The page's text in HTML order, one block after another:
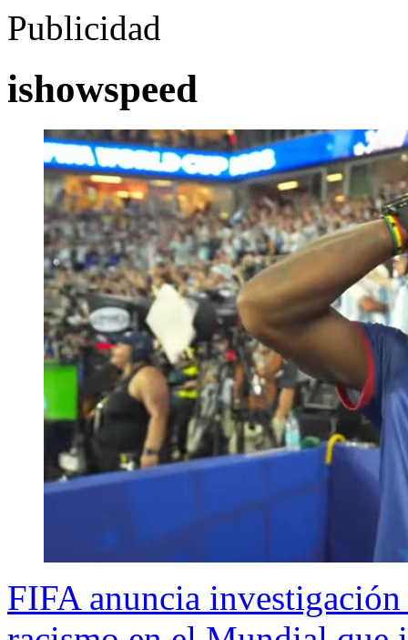
Publicidad
ishowspeed
FIFA anuncia